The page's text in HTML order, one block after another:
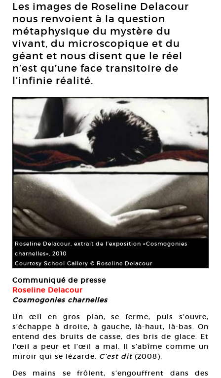
Les images de Roseline Delacour
nous renvoient à la question
métaphysique du mystère du
vivant, du microscopique et du
géant et nous disent que le réel
n’est qu’une face transitoire de
l’infinie réalité.
Roseline Delacour, extrait de l’exposition «Cosmogonies
charnelles», 2010
Courtesy School Gallery © Roseline Delacour
Communiqué de presse
Roseline Delacour
Cosmogonies charnelles
Un œil en gros plan, se ferme, puis s’ouvre,
s’échappe à droite, à gauche, là-haut, là-bas. On
entend des bruits de casse, des bris de glace. Et
l’œil a peur et l’œil a mal. Il s’abîme comme un
miroir qui se lézarde. C’est dit (2008).
Des mains se frôlent, s’engouffrent dans des